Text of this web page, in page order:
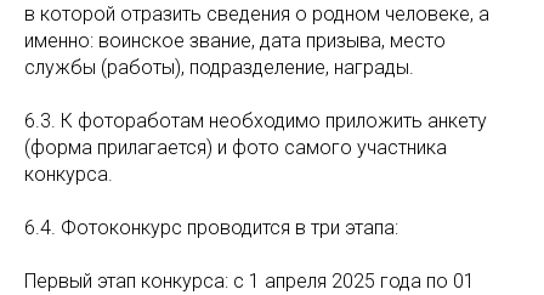
в которой отразить сведения о родном человеке, а
именно: воинское звание, дата призыва, место
службы (работы), подразделение, награды.
6.3. К фотоработам необходимо приложить анкету
(форма прилагается) и фото самого участника
конкурса.
6.4. Фотоконкурс проводится в три этапа:
Первый этап конкурса: с 1 апреля 2025 года по 01